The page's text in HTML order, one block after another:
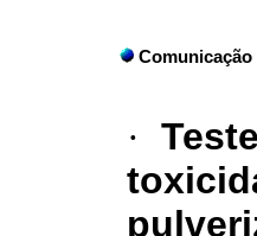
Comunicação
·